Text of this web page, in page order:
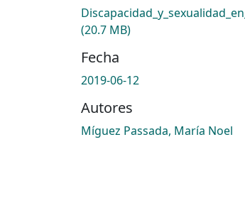
(20.7 MB)
Fecha
2019-06-12
Autores
Míguez Passada, María Noel